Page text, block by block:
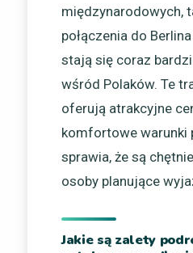
międzynarodowych,
połączenia do
stają się coraz
wśród Polaków. Te
oferują atrakcyjne
komfortowe warunki
sprawia, że są
osoby planujące
Jakie są zalety